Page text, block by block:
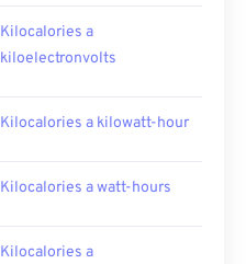
Kilocalories a
kiloelectronvolts
Kilocalories a kilowatt-hour
Kilocalories a watt-hours
Kilocalories a